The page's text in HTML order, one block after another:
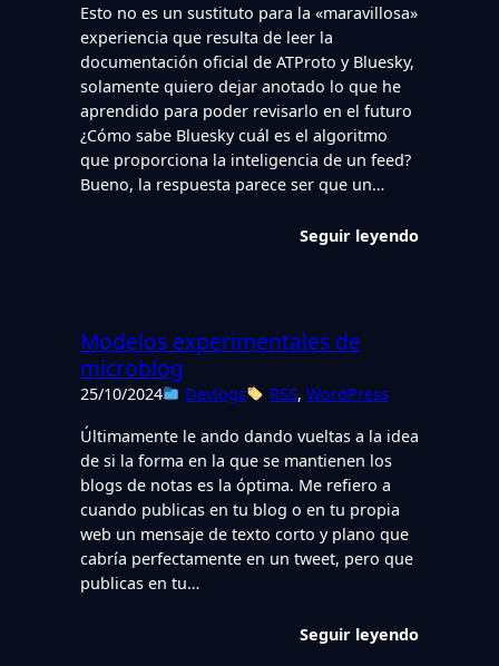
Esto no es un sustituto para la «maravillosa»
experiencia que resulta de leer la
documentación oficial de ATProto y Bluesky,
solamente quiero dejar anotado lo que he
aprendido para poder revisarlo en el futuro
¿Cómo sabe Bluesky cuál es el algoritmo
que proporciona la inteligencia de un feed?
Bueno, la respuesta parece ser que un…
Seguir leyendo
Modelos experimentales de
microblog
25/10/2024 Devlogs RSS, WordPress
Últimamente le ando dando vueltas a la idea
de si la forma en la que se mantienen los
blogs de notas es la óptima. Me refiero a
cuando publicas en tu blog o en tu propia
web un mensaje de texto corto y plano que
cabría perfectamente en un tweet, pero que
publicas en tu…
Seguir leyendo